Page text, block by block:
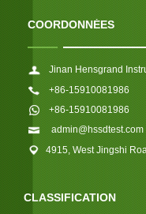
COORDONNÉES
Jinan Hensgrand
+86-15910081986
+86-15910081986
admin@hssdtest.com
4915, West Jingshi
CLASSIFICATION